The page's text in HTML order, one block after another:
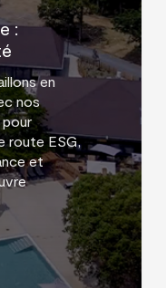
:
en
nos
route ESG,
et